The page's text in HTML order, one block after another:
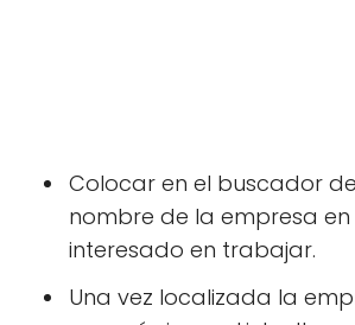
Colocar en el buscador de
nombre de la empresa
interesado en trabajar.
Una vez localizada la